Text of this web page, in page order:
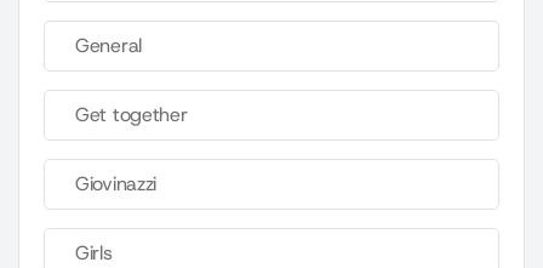
General
Get together
Giovinazzi
Girls